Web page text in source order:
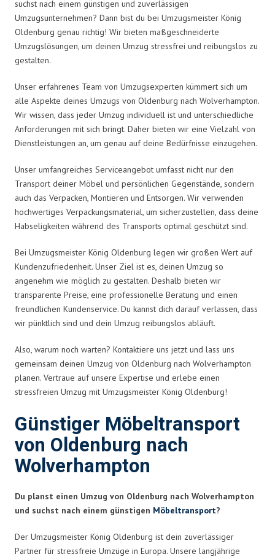
suchst nach einem günstigen und zuverlässigen
Umzugsunternehmen? Dann bist du bei Umzugsmeister König
Oldenburg genau richtig! Wir bieten maßgeschneiderte
Umzugslösungen, um deinen Umzug stressfrei und reibungslos zu
gestalten.
Unser erfahrenes Team von Umzugsexperten kümmert sich um
alle Aspekte deines Umzugs von Oldenburg nach Wolverhampton.
Wir wissen, dass jeder Umzug individuell ist und unterschiedliche
Anforderungen mit sich bringt. Daher bieten wir eine Vielzahl von
Dienstleistungen an, um genau auf deine Bedürfnisse einzugehen.
Unser umfangreiches Serviceangebot umfasst nicht nur den
Transport deiner Möbel und persönlichen Gegenstände, sondern
auch das Verpacken, Montieren und Entsorgen. Wir verwenden
hochwertiges Verpackungsmaterial, um sicherzustellen, dass deine
Habseligkeiten während des Transports optimal geschützt sind.
Bei Umzugsmeister König Oldenburg legen wir großen Wert auf
Kundenzufriedenheit. Unser Ziel ist es, deinen Umzug so
angenehm wie möglich zu gestalten. Deshalb bieten wir
transparente Preise, eine professionelle Beratung und einen
freundlichen Kundenservice. Du kannst dich darauf verlassen, dass
wir pünktlich sind und dein Umzug reibungslos abläuft.
Also, warum noch warten? Kontaktiere uns jetzt und lass uns
gemeinsam deinen Umzug von Oldenburg nach Wolverhampton
planen. Vertraue auf unsere Expertise und erlebe einen
stressfreien Umzug mit Umzugsmeister König Oldenburg!
Günstiger Möbeltransport
von Oldenburg nach
Wolverhampton
Du planst einen Umzug von Oldenburg nach Wolverhampton
und suchst nach einem günstigen Möbeltransport?
Der Umzugsmeister König Oldenburg ist dein zuverlässiger
Partner für stressfreie Umzüge in Europa. Unsere langjährige